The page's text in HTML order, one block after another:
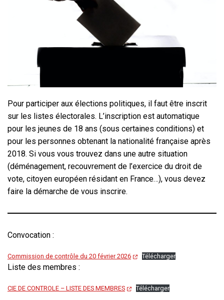
Pour participer aux élections politiques, il faut être inscrit
sur les listes électorales. L’inscription est automatique
pour les jeunes de 18 ans (sous certaines conditions) et
pour les personnes obtenant la nationalité française après
2018. Si vous vous trouvez dans une autre situation
(déménagement, recouvrement de l’exercice du droit de
vote, citoyen européen résidant en France…), vous devez
faire la démarche de vous inscrire.
Convocation :
Commission de contrôle du 20 février 2026 Télécharger
Liste des membres :
CIE DE CONTROLE – LISTE DES MEMBRES Télécharger